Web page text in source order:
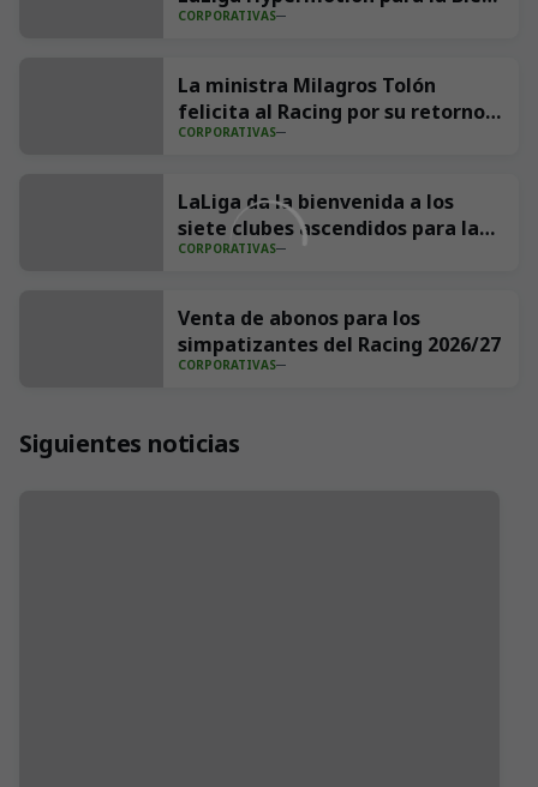
Aparecida
CORPORATIVAS
La ministra Milagros Tolón
felicita al Racing por su retorno a
Primera División
CORPORATIVAS
LaLiga da la bienvenida a los
siete clubes ascendidos para la
temporada 2026/27
CORPORATIVAS
Venta de abonos para los
simpatizantes del Racing 2026/27
CORPORATIVAS
Siguientes noticias